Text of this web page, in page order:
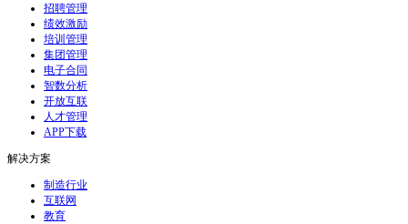
招聘管理
绩效激励
培训管理
集团管理
电子合同
智数分析
开放互联
人才管理
APP下载
解决方案
制造行业
互联网
教育